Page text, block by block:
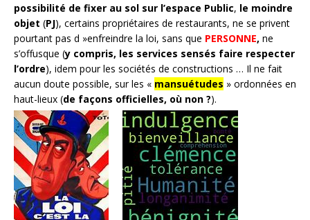
possibilité de fixer au sol sur l’espace Public, le moindre
objet (PJ), certains propriétaires de restaurants, ne se privent
pourtant pas d »enfreindre la loi, sans que PERSONNE, ne
s’offusque (y compris, les services sensés faire respecter
l’ordre), idem pour les sociétés de constructions … Il ne fait
aucun doute possible, sur les « mansuétudes » ordonnées en
haut-lieux (de façons officielles, où non ?).